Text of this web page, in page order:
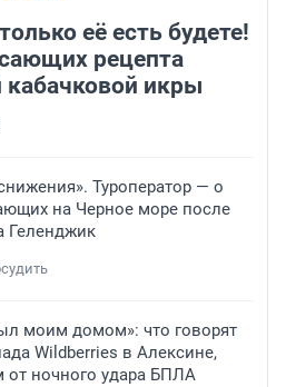
её есть будете!
рецепта
икры
Туроператор — о
на Черное море после
Геленджик
моим домом»: что говорят
Wildberries в Алексине,
от ночного удара БПЛА